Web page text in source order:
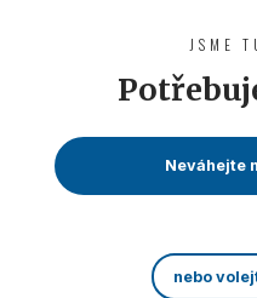
JSME
Neváhejte
nebo